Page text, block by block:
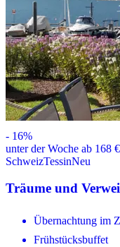
- 16%
unter der Woche ab 168 €
SchweizTessinNeu
Träume und
Übernachtung im
Frühstücksbuffet